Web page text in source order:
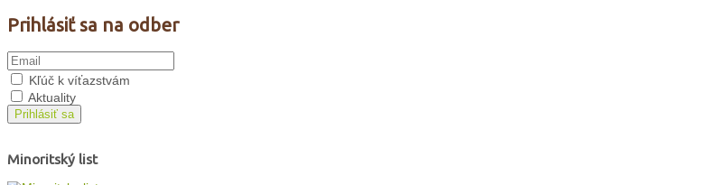
Prihlásiť sa na odber
Kľúč k víťazstvám
Aktuality
Prihlásiť sa
Minoritský list